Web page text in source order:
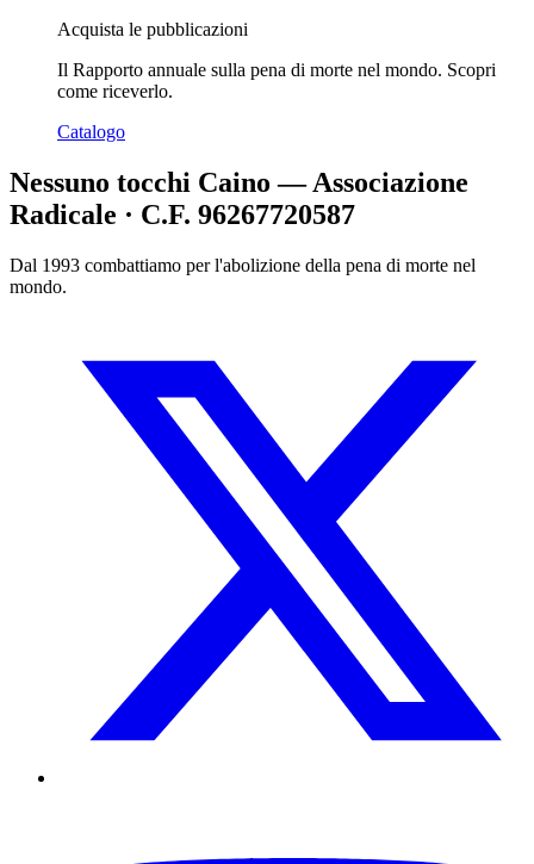
Acquista le pubblicazioni
Il Rapporto annuale sulla pena di morte nel mondo. Scopri
come riceverlo.
Catalogo
Nessuno tocchi Caino — Associazione
Radicale · C.F. 96267720587
Dal 1993 combattiamo per l'abolizione della pena di morte nel
mondo.